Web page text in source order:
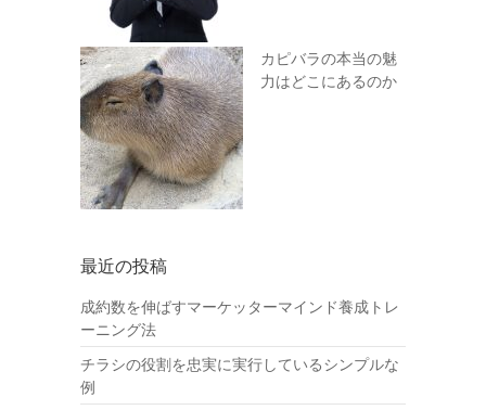
カピバラの本当の魅
力はどこにあるのか
最近の投稿
成約数を伸ばすマーケッターマインド養成トレ
ーニング法
チラシの役割を忠実に実行しているシンプルな
例